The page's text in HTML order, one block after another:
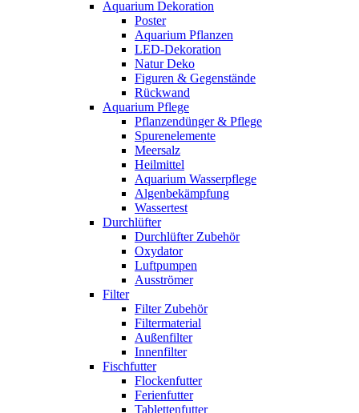
Aquarium Dekoration
Poster
Aquarium Pflanzen
LED-Dekoration
Natur Deko
Figuren & Gegenstände
Rückwand
Aquarium Pflege
Pflanzendünger & Pflege
Spurenelemente
Meersalz
Heilmittel
Aquarium Wasserpflege
Algenbekämpfung
Wassertest
Durchlüfter
Durchlüfter Zubehör
Oxydator
Luftpumpen
Ausströmer
Filter
Filter Zubehör
Filtermaterial
Außenfilter
Innenfilter
Fischfutter
Flockenfutter
Ferienfutter
Tablettenfutter